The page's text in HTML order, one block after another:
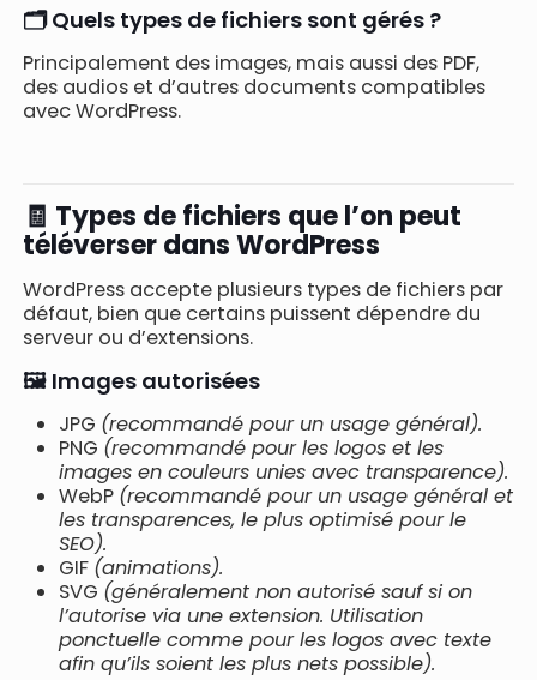
🗂️ Quels types de fichiers sont gérés ?
Principalement des images, mais aussi des PDF,
des audios et d’autres documents compatibles
avec WordPress.
🧾 Types de fichiers que l’on peut
téléverser dans WordPress
WordPress accepte plusieurs types de fichiers par
défaut, bien que certains puissent dépendre du
serveur ou d’extensions.
🖼️ Images autorisées
JPG (recommandé pour un usage général).
PNG (recommandé pour les logos et les
images en couleurs unies avec transparence).
WebP (recommandé pour un usage général et
les transparences, le plus optimisé pour le
SEO).
GIF (animations).
SVG (généralement non autorisé sauf si on
l’autorise via une extension. Utilisation
ponctuelle comme pour les logos avec texte
afin qu’ils soient les plus nets possible).